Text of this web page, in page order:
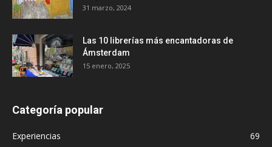
31 marzo, 2024
Las 10 librerías más encantadoras de
Ámsterdam
15 enero, 2025
Categoría popular
Experiencias
69